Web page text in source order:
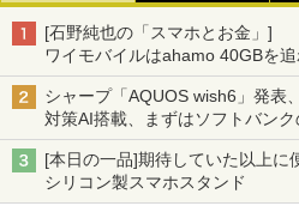
[石野純也の「スマホとお金」]
ワイモバイルはahamo 40GBを
割」の安さと1年限定の注意点
シャープ「AQUOS wish6」発表
対策AI搭載、まずはソフトバン
[本日の一品]期待していた以上
シリコン製スマホスタンド